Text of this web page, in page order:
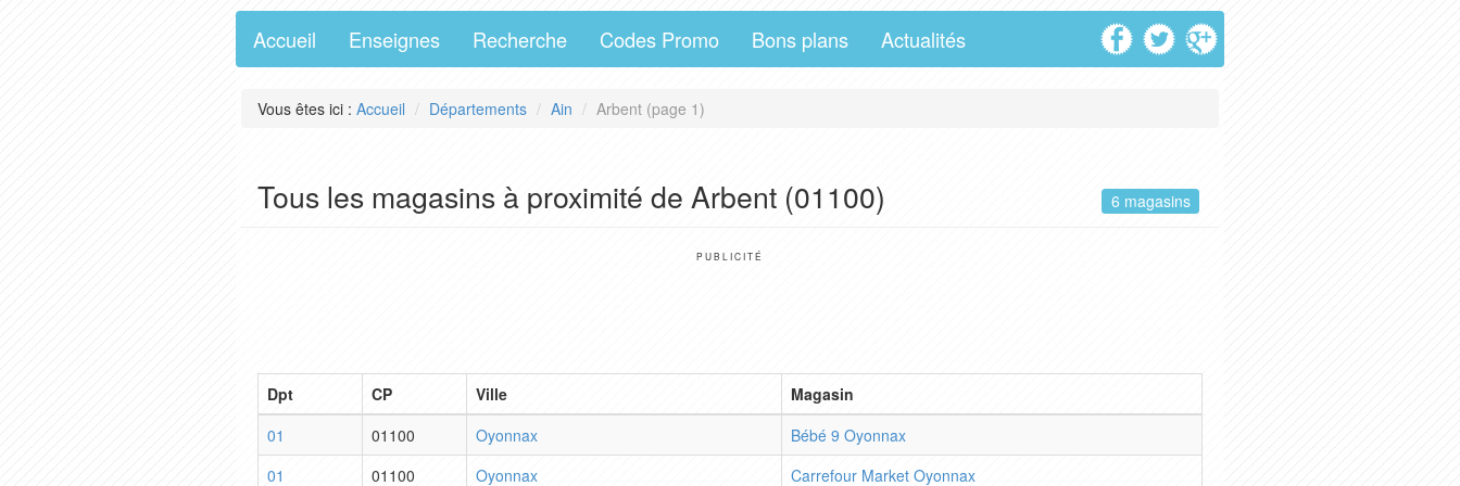
Accueil Enseignes Recherche Codes Promo Bons plans Actualités
Vous êtes ici : Accueil Départements Ain Arbent (page 1)
Tous les magasins à proximité de Arbent (01100) 6 magasins
PUBLICITÉ
Dpt CP Ville
Magasin
01
01100 Oyonnax
Bébé 9 Oyonnax
01
01100 Oyonnax Carrefour Market Oyonnax